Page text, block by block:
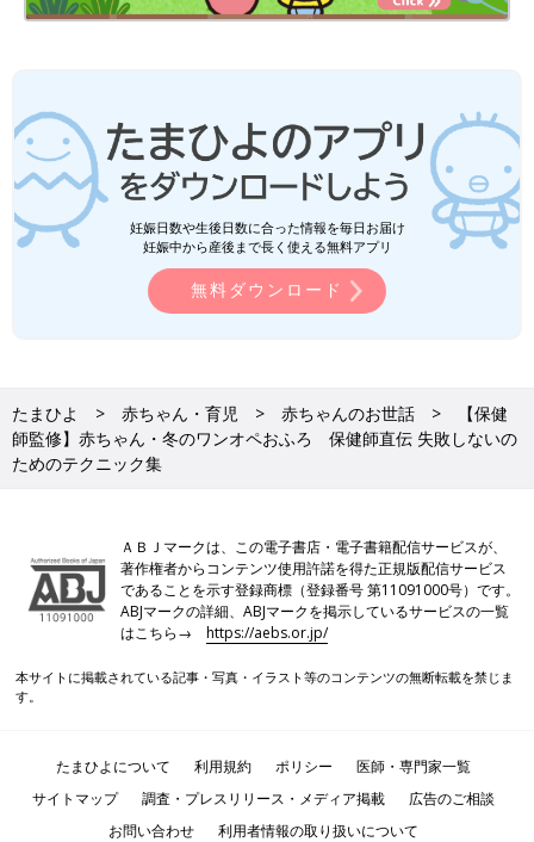
妊娠日数や生後日数に合った情報を毎日お届け
妊娠中から産後まで長く使える無料アプリ
無料ダウンロード
たまひよ 赤ちゃん・育児 赤ちゃんのお世話
【保健
師監修】赤ちゃん・冬のワンオペおふろ 保健師直伝 失敗しないの
ためのテクニック集
ＡＢＪマークは、この電子書店・電子書籍配信サービスが、
著作権者からコンテンツ使用許諾を得た正規版配信サービス
であることを示す登録商標（登録番号 第11091000号）です。
ABJマークの詳細、ABJマークを掲示しているサービスの一覧
はこちら→https://aebs.or.jp/
本サイトに掲載されている記事・写真・イラスト等のコンテンツの無断転載を禁じま
す。
たまひよについて 利用規約 ポリシー
医師・専門家一覧
サイトマップ
調査・プレスリリース・メディア掲載
広告のご相談
お問い合わせ
利用者情報の取り扱いについて